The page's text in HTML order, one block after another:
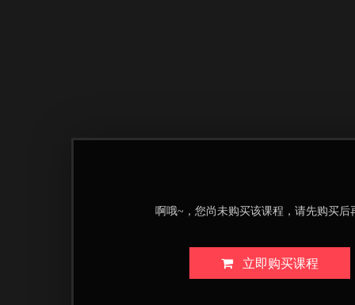
啊哦~，您尚未购买该课程，请先购买后
立即购买课程